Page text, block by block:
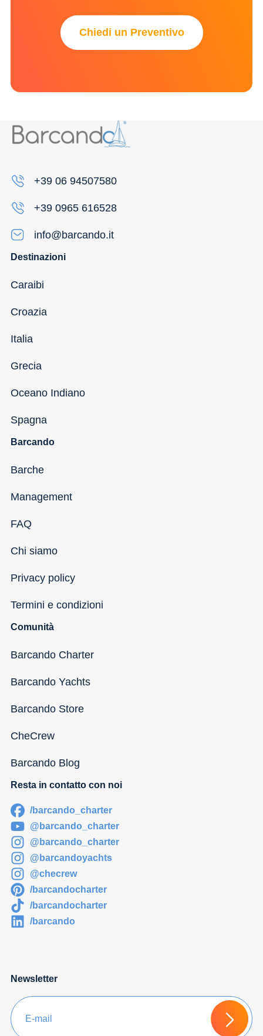
Chiedi un Preventivo
+39 06 94507580
+39 0965 616528
info@barcando.it
Destinazioni
Caraibi
Croazia
Italia
Grecia
Oceano Indiano
Spagna
Barcando
Barche
Management
FAQ
Chi siamo
Privacy policy
Termini e condizioni
Comunità
Barcando Charter
Barcando Yachts
Barcando Store
CheCrew
Barcando Blog
Resta in contatto con noi
/barcando_charter
@barcando_charter
@barcando_charter
@barcandoyachts
@checrew
/barcandocharter
/barcandocharter
/barcando
Newsletter